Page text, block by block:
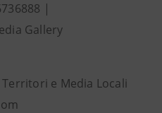
|
Gallery
e Media Locali